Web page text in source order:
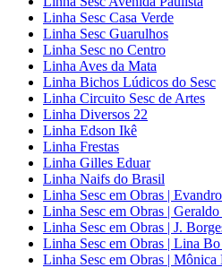
Linha Sesc Casa Verde
Linha Sesc Guarulhos
Linha Sesc no Centro
Linha Aves da Mata
Linha Bichos Lúdicos do Sesc
Linha Circuito Sesc de Artes
Linha Diversos 22
Linha Edson Ikê
Linha Frestas
Linha Gilles Eduar
Linha Naifs do Brasil
Linha Sesc em Obras |
Linha Sesc em Obras |
Linha Sesc em Obras | J.
Linha Sesc em Obras | Lina
Linha Sesc em Obras |